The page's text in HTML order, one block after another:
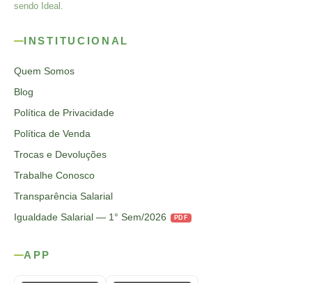
sendo Ideal.
INSTITUCIONAL
Quem Somos
Blog
Política de Privacidade
Política de Venda
Trocas e Devoluções
Trabalhe Conosco
Transparência Salarial
Igualdade Salarial — 1° Sem/2026
PDF
APP